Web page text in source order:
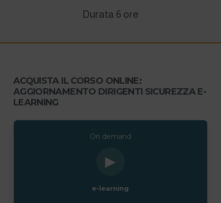
Durata 6 ore
ACQUISTA IL CORSO ONLINE:
AGGIORNAMENTO DIRIGENTI SICUREZZA E-
LEARNING
On demand
▶
e-learning